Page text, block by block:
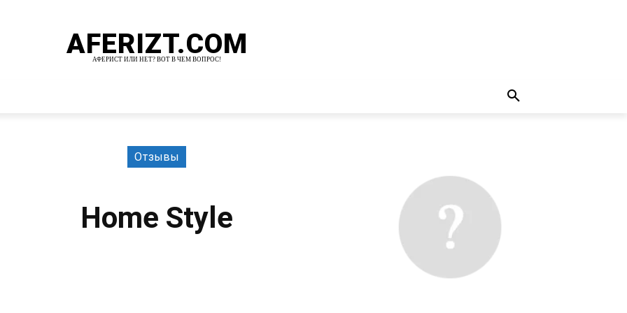
AFERIZT.COM
АФЕРИСТ ИЛИ НЕТ? ВОТ В ЧЕМ ВОПРОС!
Отзывы
Home Style